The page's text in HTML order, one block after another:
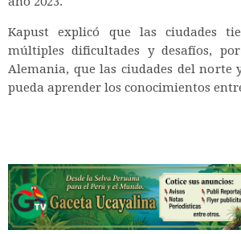
Kapust explicó que las ciudades
múltiples dificultades y desafíos,
Alemania, que las ciudades del norte
pueda aprender los conocimientos